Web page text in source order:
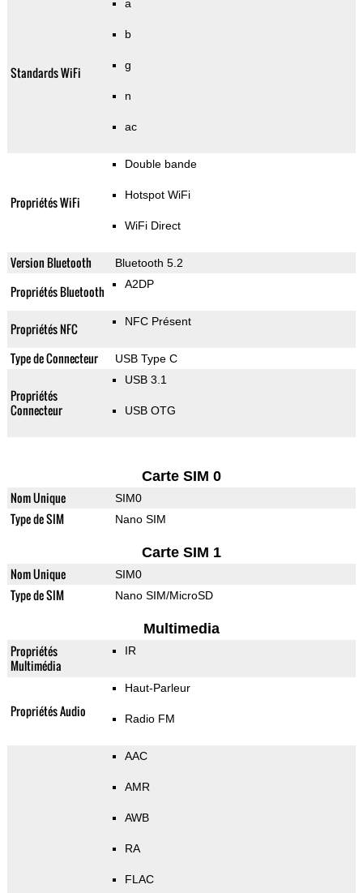
Standards WiFi
a
b
g
n
ac
Propriétés WiFi
Double bande
Hotspot WiFi
WiFi Direct
Version Bluetooth Bluetooth 5.2
Propriétés Bluetooth A2DP
Propriétés NFC NFC Présent
Type de Connecteur USB Type C
Propriétés
Connecteur
USB 3.1
USB OTG
Carte SIM 0
Nom Unique SIM0
Type de SIM Nano SIM
Carte SIM 1
Nom Unique SIM0
Type de SIM Nano SIM/MicroSD
Multimedia
Propriétés
Multimédia
IR
Propriétés Audio
Haut-Parleur
Radio FM
AAC
AMR
AWB
RA
FLAC